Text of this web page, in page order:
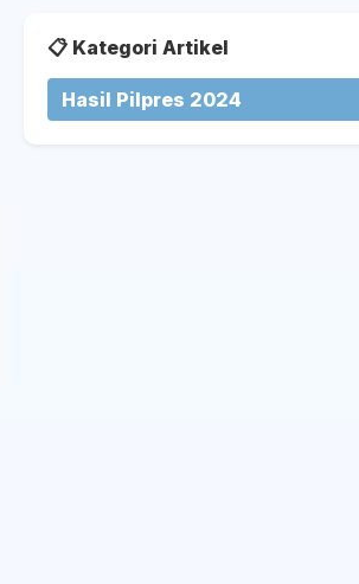
📋 Kategori Artikel
Hasil Pilpres 2024